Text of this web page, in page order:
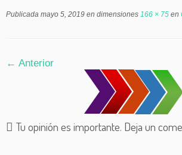
Publicada mayo 5, 2019 en dimensiones 166 × 75 en
← Anterior
Tu opinión es importante. Deja un